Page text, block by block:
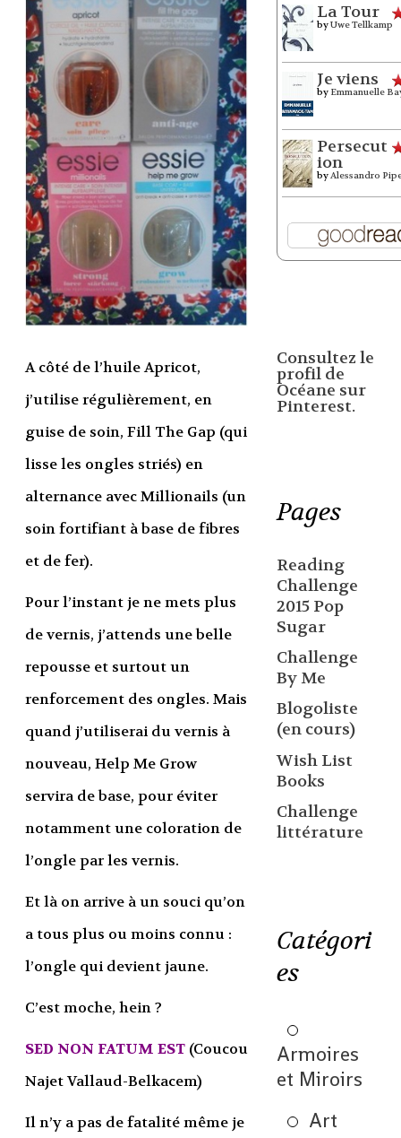
A côté de l’huile Apricot,
j’utilise régulièrement, en
guise de soin, Fill The Gap (qui
lisse les ongles striés) en
alternance avec Millionails (un
soin fortifiant à base de fibres
et de fer).
Pour l’instant je ne mets plus
de vernis, j’attends une belle
repousse et surtout un
renforcement des ongles. Mais
quand j’utiliserai du vernis à
nouveau, Help Me Grow
servira de base, pour éviter
notamment une coloration de
l’ongle par les vernis.
Et là on arrive à un souci qu’on
a tous plus ou moins connu :
l’ongle qui devient jaune.
C’est moche, hein ?
SED NON FATUM EST(Coucou
Najet Vallaud-Belkacem)
Il n’y a pas de fatalité même je
La Tour
byUwe Tellkamp
Je viens
by Emmanuelle
Persecut
ion
byAlessandro
Consultez le
profil de
Océane sur
Pinterest.
Pages
Reading
Challenge
2015 Pop
Sugar
Challenge
By Me
Blogoliste
(en cours)
Wish List
Books
Challenge
littérature
Catégori
es
Armoires
et Miroirs
Art